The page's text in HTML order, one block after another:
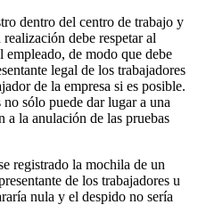
dentro del centro de trabajo y
debe respetar al
de modo que debe
legal de los trabajadores
de la empresa si es posible.
sólo puede dar lugar a una
a la anulación de las pruebas
registrado la mochila de un
de los trabajadores u
nula y el despido no sería